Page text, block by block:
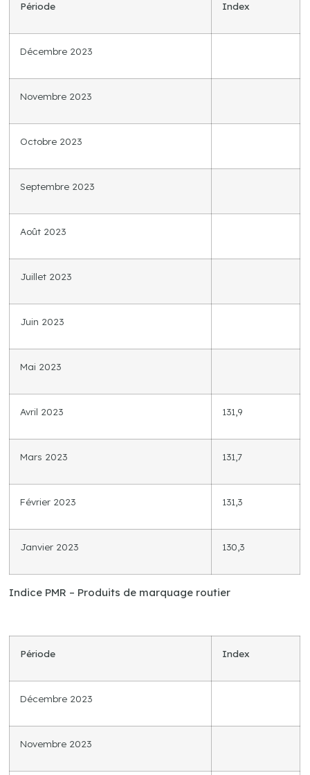
Période Index
Décembre 2023
Novembre 2023
Octobre 2023
Septembre 2023
Août 2023
Juillet 2023
Juin 2023
Mai 2023
Avril 2023 131,9
Mars 2023 131,7
Février 2023 131,3
Janvier 2023 130,3
Indice PMR – Produits de marquage routier
Période Index
Décembre 2023
Novembre 2023